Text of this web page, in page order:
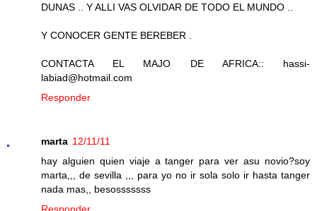
DUNAS .. Y ALLI VAS OLVIDAR DE TODO EL MUNDO ..
Y CONOCER GENTE BEREBER .
CONTACTA EL MAJO DE AFRICA:: hassi-
labiad@hotmail.com
Responder
marta 12/11/11
hay alguien quien viaje a tanger para ver asu novio?soy
marta,,, de sevilla ,,, para yo no ir sola solo ir hasta tanger
nada mas,, besosssssss